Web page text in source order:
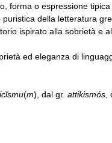
forma o espressione
puristica della letteratura
ispirato alla sobrietà e
ed eleganza di
(m), dal gr. attikismós